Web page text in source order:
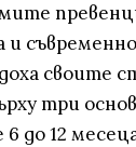
своите
три
до 12